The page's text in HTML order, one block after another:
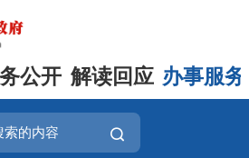
公开 解读回应 办事服务